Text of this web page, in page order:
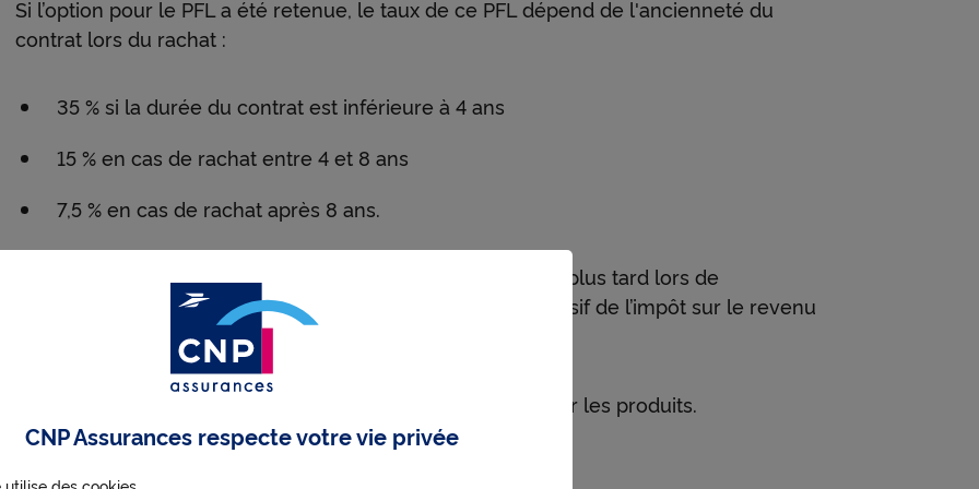
Si l’option pour le PFL a été retenue, le taux de ce PFL dépend de l'ancienneté du
contrat lors du rachat :
35 % si la durée du contrat est inférieure à 4 ans
15 % en cas de rachat entre 4 et 8 ans
7,5 % en cas de rachat après 8 ans.
L’option pour le PFL est irrévocable et doit être exercée au plus tard lors de
l’encaissement des revenus. Sinon, c’est le barème progressif de l’impôt sur le revenu
De plus, des prélèvements sociaux de 17,2% s’appliquent sur les produits.
CNP Assurances respecte votre vie privée